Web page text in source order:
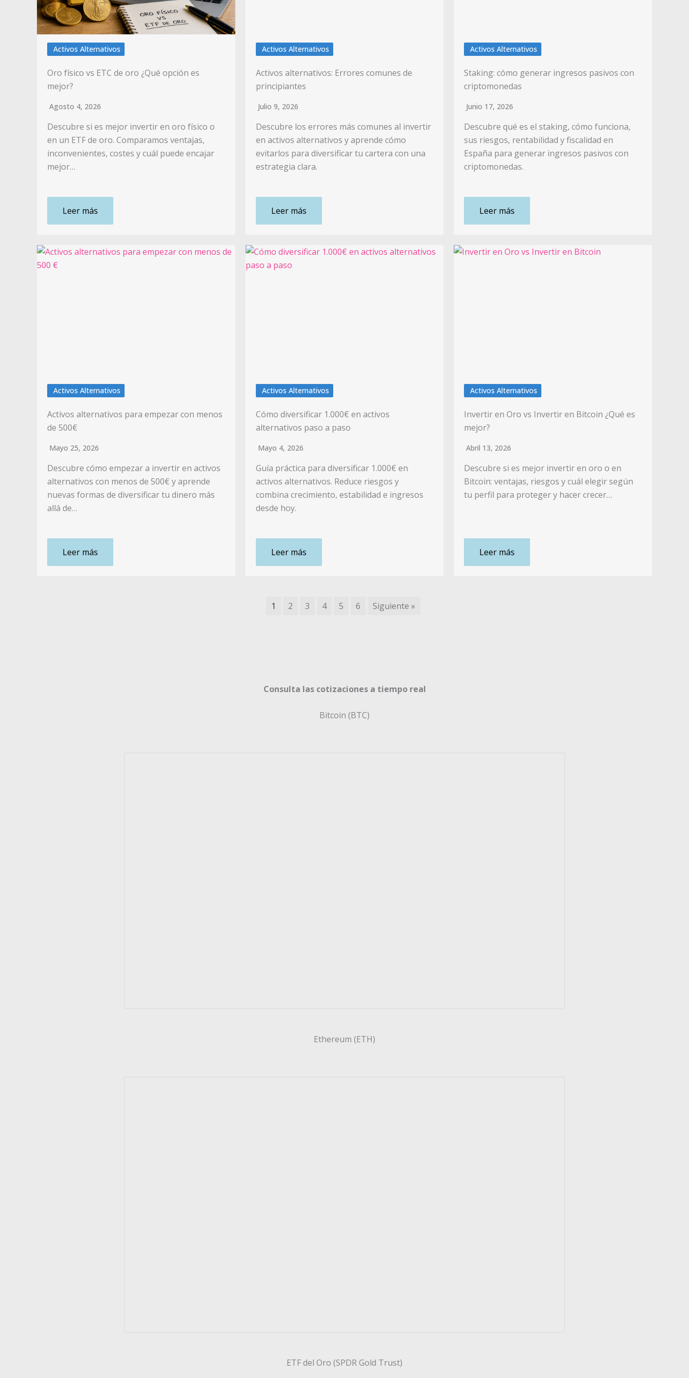
Activos Alternativos
Oro físico vs ETC de oro ¿Qué opción es
mejor?
Agosto 4, 2026
Descubre si es mejor invertir en oro físico o
en un ETF de oro. Comparamos ventajas,
inconvenientes, costes y cuál puede encajar
mejor…
Leer más
Activos Alternativos
Activos alternativos: Errores comunes de
principiantes
Julio 9, 2026
Descubre los errores más comunes al invertir
en activos alternativos y aprende cómo
evitarlos para diversificar tu cartera con una
estrategia clara.
Leer más
Activos Alternativos
Staking: cómo generar ingresos pasivos con
criptomonedas
Junio 17, 2026
Descubre qué es el staking, cómo funciona,
sus riesgos, rentabilidad y fiscalidad en
España para generar ingresos pasivos con
criptomonedas.
Leer más
Activos Alternativos
Activos alternativos para empezar con menos
de 500€
Mayo 25, 2026
Descubre cómo empezar a invertir en activos
alternativos con menos de 500€ y aprende
nuevas formas de diversificar tu dinero más
allá de…
Leer más
Activos Alternativos
Cómo diversificar 1.000€ en activos
alternativos paso a paso
Mayo 4, 2026
Guía práctica para diversificar 1.000€ en
activos alternativos. Reduce riesgos y
combina crecimiento, estabilidad e ingresos
desde hoy.
Leer más
Activos Alternativos
Invertir en Oro vs Invertir en Bitcoin ¿Qué es
mejor?
Abril 13, 2026
Descubre si es mejor invertir en oro o en
Bitcoin: ventajas, riesgos y cuál elegir según
tu perfil para proteger y hacer crecer…
Leer más
1 2 3 4 5 6 Siguiente »
Consulta las cotizaciones a tiempo real
Bitcoin (BTC)
Ethereum (ETH)
ETF del Oro (SPDR Gold Trust)